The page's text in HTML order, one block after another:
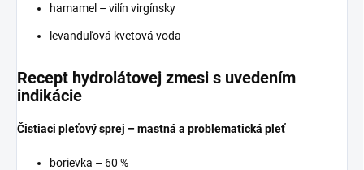
hamamel – vilín virgínsky
levanduľová kvetová voda
Recept hydrolátovej zmesi s uvedením
indikácie
Čistiaci pleťový sprej – mastná a problematická pleť
borievka – 60 %